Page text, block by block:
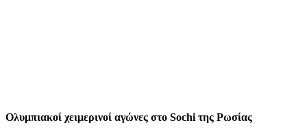
Ολυμπιακοί χειμερινοί αγώνες στο Sochi της Ρωσίας